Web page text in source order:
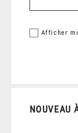
Afficher
NOUVEAU